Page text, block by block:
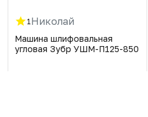
1 Николай
Машина шлифовальная
угловая Зубр УШМ-П125-850